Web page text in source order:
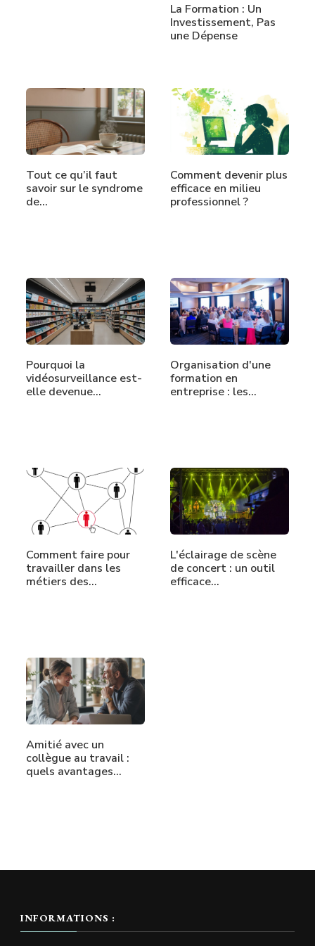
La Formation : Un
Investissement, Pas
une Dépense
Tout ce qu’il faut
savoir sur le syndrome
de…
Comment devenir plus
efficace en milieu
professionnel ?
Pourquoi la
vidéosurveillance est-
elle devenue…
Organisation d'une
formation en
entreprise : les…
Comment faire pour
travailler dans les
métiers des…
L'éclairage de scène
de concert : un outil
efficace…
Amitié avec un
collègue au travail :
quels avantages…
INFORMATIONS :